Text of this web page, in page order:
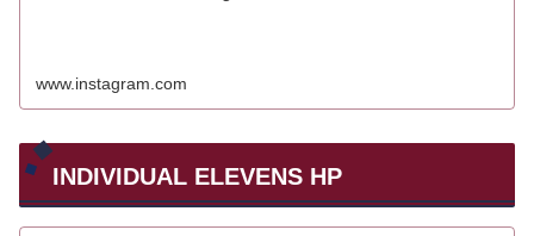
www.instagram.com
INDIVIDUAL ELEVENS HP